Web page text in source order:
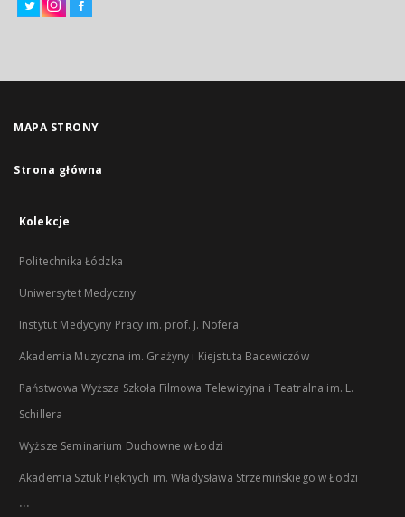
MAPA STRONY
Strona główna
Kolekcje
Politechnika Łódzka
Uniwersytet Medyczny
Instytut Medycyny Pracy im. prof. J. Nofera
Akademia Muzyczna im. Grażyny i Kiejstuta Bacewiczów
Państwowa Wyższa Szkoła Filmowa Telewizyjna i Teatralna im. L.
Schillera
Wyższe Seminarium Duchowne w Łodzi
Akademia Sztuk Pięknych im. Władysława Strzemińskiego w Łodzi
...